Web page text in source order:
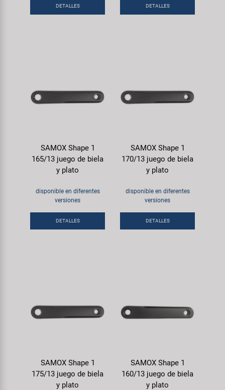
DETALLES DETALLES
SAMOX Shape 1
165/13 juego de biela
y plato
disponible en diferentes
versiones
DETALLES
SAMOX Shape 1
170/13 juego de biela
y plato
disponible en diferentes
versiones
DETALLES
SAMOX Shape 1
175/13 juego de biela
y plato
SAMOX Shape 1
160/13 juego de biela
y plato